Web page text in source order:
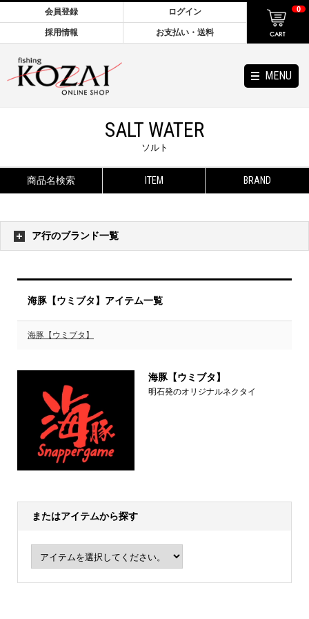
MENU
会員登録 ログイン
採用情報 お支払い・送料
0
SALT WATER
ソルト
商品名検索 ITEM BRAND
ア行のブランド一覧
海豚【ウミブタ】アイテム一覧
海豚【ウミブタ】
海豚【ウミブタ】
明石発のオリジナルネクタイ
またはアイテムから探す